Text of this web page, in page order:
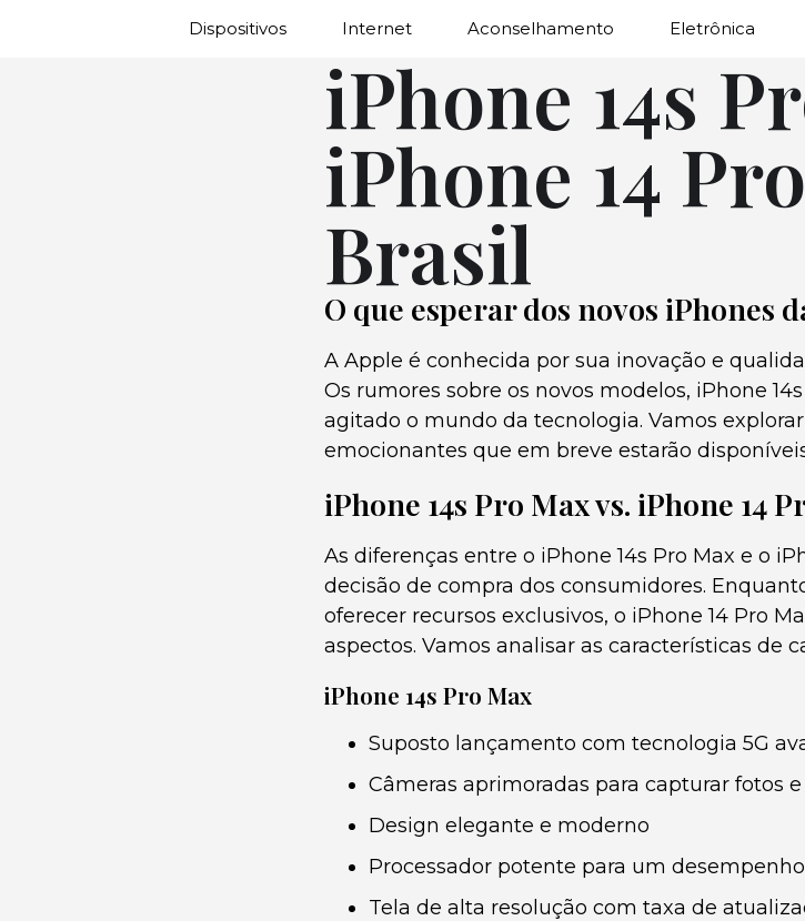
Dispositivos Internet Aconselhamento Eletrônica
iPhone 14s
iPhone 14
Brasil
O que esperar dos novos iPhones
A Apple é conhecida por sua inovação e
Os rumores sobre os novos modelos, iPhone
agitado o mundo da tecnologia. Vamos
emocionantes que em breve estarão
iPhone 14s Pro Max vs. iPhone 14
As diferenças entre o iPhone 14s Pro Max e o
decisão de compra dos consumidores.
oferecer recursos exclusivos, o iPhone 14 Pro
aspectos. Vamos analisar as características de
iPhone 14s Pro Max
Suposto lançamento com tecnologia 5G
Câmeras aprimoradas para capturar fotos
Design elegante e moderno
Processador potente para um
Tela de alta resolução com taxa de